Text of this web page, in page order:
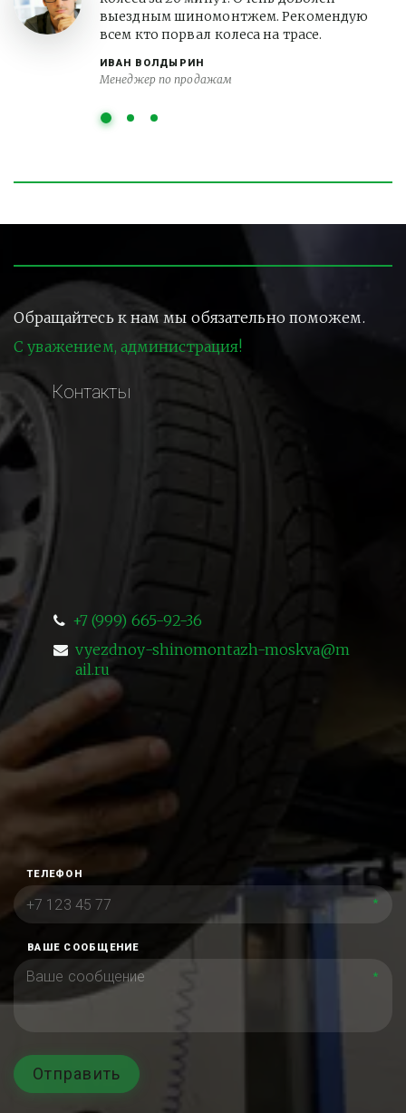
ИВАН ВОЛДЫРИН
Менеджер по продажам
выездным шиномонтжем. Рекомендую
всем кто порвал колеса на трасе.
Обращайтесь к нам мы обязательно поможем.
С уважением, администрация!
Контакты
+7 (999) 665-92-36
vyezdnoy-shinomontazh-moskva@m
ail.ru
ТЕЛЕФОН
*
ВАШЕ СООБЩЕНИЕ
*
Отправить